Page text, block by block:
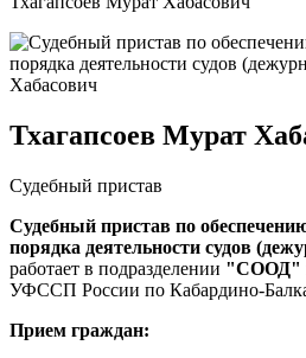
Тхагапсоев Мурат
Судебный пристав
Судебный пристав по
порядка деятельности судов
работает в подразделении "СООД"
УФССП России по Кабардино-
Прием граждан: